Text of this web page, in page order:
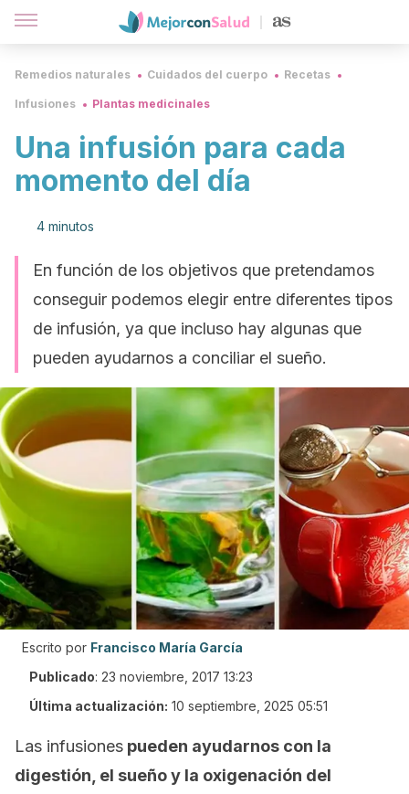
Remedios naturales Cuidados del cuerpo Recetas
Infusiones Plantas medicinales
Una infusión para cada
momento del día
4 minutos
En función de los objetivos que pretendamos
conseguir podemos elegir entre diferentes tipos
de infusión, ya que incluso hay algunas que
pueden ayudarnos a conciliar el sueño.
Escrito por Francisco María García
Publicado: 23 noviembre, 2017 13:23
Última actualización: 10 septiembre, 2025 05:51
Las infusiones pueden ayudarnos con la
digestión, el sueño y la oxigenación del